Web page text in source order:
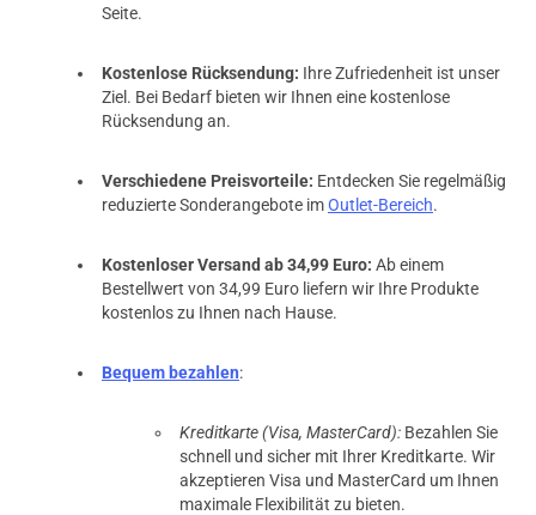
Seite.
Kostenlose Rücksendung: Ihre Zufriedenheit ist unser
Ziel. Bei Bedarf bieten wir Ihnen eine kostenlose
Rücksendung an.
Verschiedene Preisvorteile: Entdecken Sie regelmäßig
reduzierte Sonderangebote imOutlet-Bereich.
Kostenloser Versand ab 34,99 Euro: Ab einem
Bestellwert von 34,99 Euro liefern wir Ihre Produkte
kostenlos zu Ihnen nach Hause.
Bequem bezahlen:
Kreditkarte (Visa, MasterCard): Bezahlen Sie
schnell und sicher mit Ihrer Kreditkarte. Wir
akzeptieren Visa und MasterCard um Ihnen
maximale Flexibilität zu bieten.